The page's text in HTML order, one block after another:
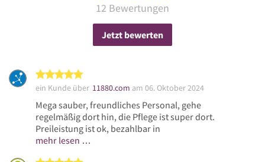
12 Bewertungen
Jetzt bewerten
ein Kunde über 11880.com am 06. Oktober 2024
Mega sauber, freundliches Personal, gehe
regelmäßig dort hin, die Pflege ist super dort.
Preileistung ist ok, bezahlbar in
mehr lesen …